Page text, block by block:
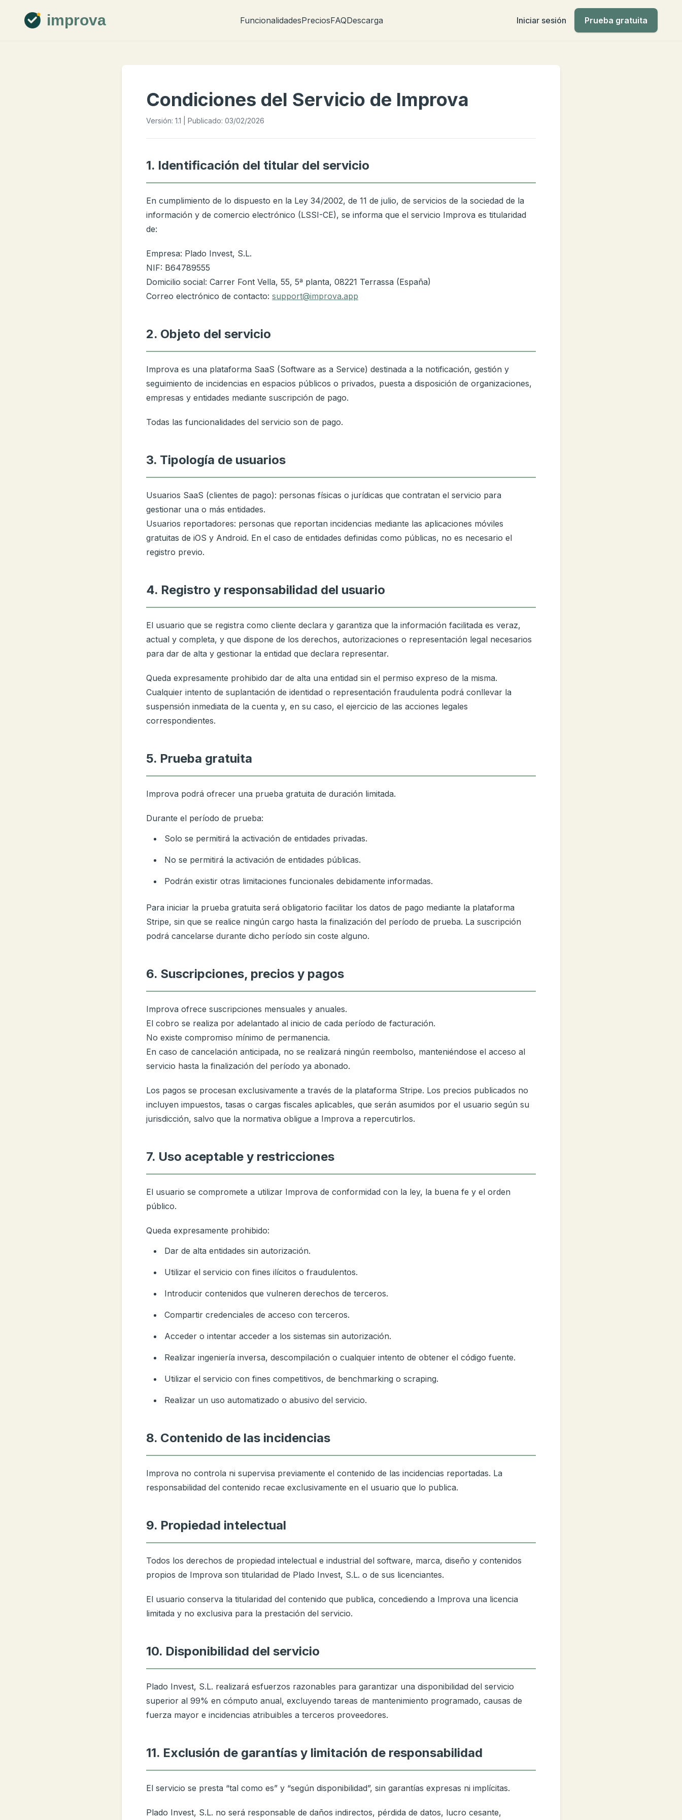
improva FuncionalidadesPreciosFAQDescarga Iniciar sesión Prueba gratuita
Condiciones del Servicio de Improva
Versión: 1.1 | Publicado: 03/02/2026
1. Identificación del titular del servicio
En cumplimiento de lo dispuesto en la Ley 34/2002, de 11 de julio, de servicios de la sociedad de la
información y de comercio electrónico (LSSI-CE), se informa que el servicio Improva es titularidad
de:
Empresa: Plado Invest, S.L.
NIF: B64789555
Domicilio social: Carrer Font Vella, 55, 5ª planta, 08221 Terrassa (España)
Correo electrónico de contacto: support@improva.app
2. Objeto del servicio
Improva es una plataforma SaaS (Software as a Service) destinada a la notificación, gestión y
seguimiento de incidencias en espacios públicos o privados, puesta a disposición de organizaciones,
empresas y entidades mediante suscripción de pago.
Todas las funcionalidades del servicio son de pago.
3. Tipología de usuarios
Usuarios SaaS (clientes de pago): personas físicas o jurídicas que contratan el servicio para
gestionar una o más entidades.
Usuarios reportadores: personas que reportan incidencias mediante las aplicaciones móviles
gratuitas de iOS y Android. En el caso de entidades definidas como públicas, no es necesario el
registro previo.
4. Registro y responsabilidad del usuario
El usuario que se registra como cliente declara y garantiza que la información facilitada es veraz,
actual y completa, y que dispone de los derechos, autorizaciones o representación legal necesarios
para dar de alta y gestionar la entidad que declara representar.
Queda expresamente prohibido dar de alta una entidad sin el permiso expreso de la misma.
Cualquier intento de suplantación de identidad o representación fraudulenta podrá conllevar la
suspensión inmediata de la cuenta y, en su caso, el ejercicio de las acciones legales
correspondientes.
5. Prueba gratuita
Improva podrá ofrecer una prueba gratuita de duración limitada.
Durante el período de prueba:
Solo se permitirá la activación de entidades privadas.
No se permitirá la activación de entidades públicas.
Podrán existir otras limitaciones funcionales debidamente informadas.
Para iniciar la prueba gratuita será obligatorio facilitar los datos de pago mediante la plataforma
Stripe, sin que se realice ningún cargo hasta la finalización del período de prueba. La suscripción
podrá cancelarse durante dicho período sin coste alguno.
6. Suscripciones, precios y pagos
Improva ofrece suscripciones mensuales y anuales.
El cobro se realiza por adelantado al inicio de cada período de facturación.
No existe compromiso mínimo de permanencia.
En caso de cancelación anticipada, no se realizará ningún reembolso, manteniéndose el acceso al
servicio hasta la finalización del período ya abonado.
Los pagos se procesan exclusivamente a través de la plataforma Stripe. Los precios publicados no
incluyen impuestos, tasas o cargas fiscales aplicables, que serán asumidos por el usuario según su
jurisdicción, salvo que la normativa obligue a Improva a repercutirlos.
7. Uso aceptable y restricciones
El usuario se compromete a utilizar Improva de conformidad con la ley, la buena fe y el orden
público.
Queda expresamente prohibido:
Dar de alta entidades sin autorización.
Utilizar el servicio con fines ilícitos o fraudulentos.
Introducir contenidos que vulneren derechos de terceros.
Compartir credenciales de acceso con terceros.
Acceder o intentar acceder a los sistemas sin autorización.
Realizar ingeniería inversa, descompilación o cualquier intento de obtener el código fuente.
Utilizar el servicio con fines competitivos, de benchmarking o scraping.
Realizar un uso automatizado o abusivo del servicio.
8. Contenido de las incidencias
Improva no controla ni supervisa previamente el contenido de las incidencias reportadas. La
responsabilidad del contenido recae exclusivamente en el usuario que lo publica.
9. Propiedad intelectual
Todos los derechos de propiedad intelectual e industrial del software, marca, diseño y contenidos
propios de Improva son titularidad de Plado Invest, S.L. o de sus licenciantes.
El usuario conserva la titularidad del contenido que publica, concediendo a Improva una licencia
limitada y no exclusiva para la prestación del servicio.
10. Disponibilidad del servicio
Plado Invest, S.L. realizará esfuerzos razonables para garantizar una disponibilidad del servicio
superior al 99% en cómputo anual, excluyendo tareas de mantenimiento programado, causas de
fuerza mayor e incidencias atribuibles a terceros proveedores.
11. Exclusión de garantías y limitación de responsabilidad
El servicio se presta “tal como es” y “según disponibilidad”, sin garantías expresas ni implícitas.
Plado Invest, S.L. no será responsable de daños indirectos, pérdida de datos, lucro cesante,